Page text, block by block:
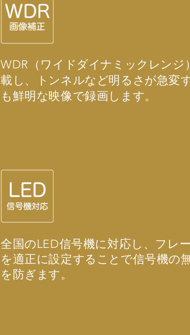
WDR（ワイドダイナミックレンジ
載し、トンネルなど明るさが急変
も鮮明な映像で録画します。
全国のLED信号機に対応し、フレ
を適正に設定することで信号機の
を防ぎます。